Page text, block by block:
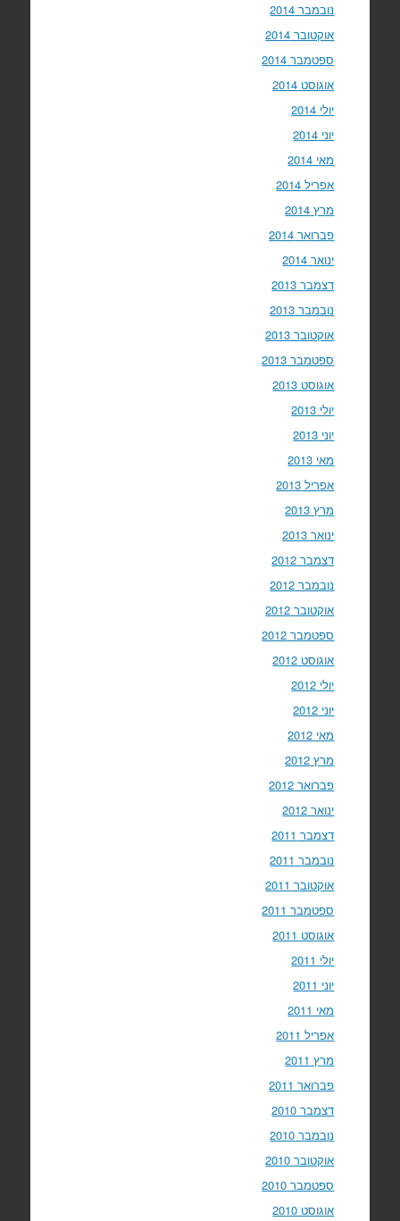
נובמבר 2014
אוקטובר 2014
ספטמבר 2014
אוגוסט 2014
יולי 2014
יוני 2014
מאי 2014
אפריל 2014
מרץ 2014
פברואר 2014
ינואר 2014
דצמבר 2013
נובמבר 2013
אוקטובר 2013
ספטמבר 2013
אוגוסט 2013
יולי 2013
יוני 2013
מאי 2013
אפריל 2013
מרץ 2013
ינואר 2013
דצמבר 2012
נובמבר 2012
אוקטובר 2012
ספטמבר 2012
אוגוסט 2012
יולי 2012
יוני 2012
מאי 2012
מרץ 2012
פברואר 2012
ינואר 2012
דצמבר 2011
נובמבר 2011
אוקטובר 2011
ספטמבר 2011
אוגוסט 2011
יולי 2011
יוני 2011
מאי 2011
אפריל 2011
מרץ 2011
פברואר 2011
דצמבר 2010
נובמבר 2010
אוקטובר 2010
ספטמבר 2010
אוגוסט 2010